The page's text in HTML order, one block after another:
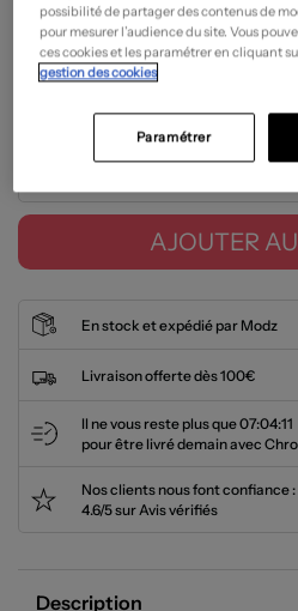
34,50€
Prix boutique : 69,00€
Guide des tailles
AJOUTER
En stock et expédié par Modz
Livraison offerte dès 100€
Il ne vous reste plus que07:04:11
pour être livré demain avec
Nos clients nous font confiance :
4.6/5 sur Avis vérifiés
Description
possibilité de partager des contenus de
pour mesurer l’audience du site. Vous
ces cookies et les paramétrer en cliquant
gestion des cookies
Paramétrer